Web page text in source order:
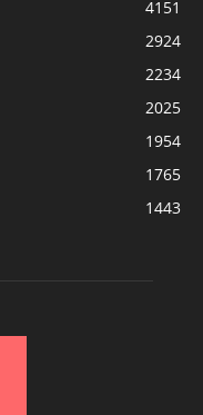
4151
2924
2234
2025
1954
1765
1443